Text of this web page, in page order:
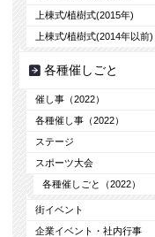
上棟式/植樹式(2015年)
上棟式/植樹式(2014年以前)
各種催しごと
催し事（2022）
各種催し事（2022）
ステージ
スポーツ大会
各種催しごと（2022）
街イベント
企業イベント・社内行事